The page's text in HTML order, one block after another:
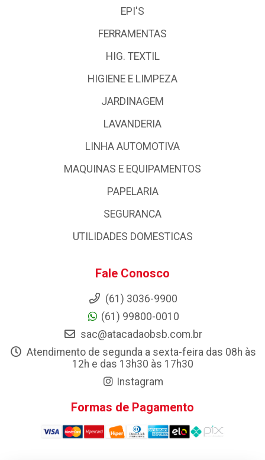
EPI'S
FERRAMENTAS
HIG. TEXTIL
HIGIENE E LIMPEZA
JARDINAGEM
LAVANDERIA
LINHA AUTOMOTIVA
MAQUINAS E EQUIPAMENTOS
PAPELARIA
SEGURANCA
UTILIDADES DOMESTICAS
Fale Conosco
(61) 3036-9900
(61) 99800-0010
sac@atacadaobsb.com.br
Atendimento de segunda a sexta-feira das 08h às
12h e das 13h30 às 17h30
Instagram
Formas de Pagamento